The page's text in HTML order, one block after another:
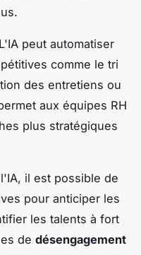
peut automatiser
comme le tri
des entretiens ou
aux équipes RH
plus stratégiques
il est possible de
pour anticiper les
les talents à fort
de désengagement